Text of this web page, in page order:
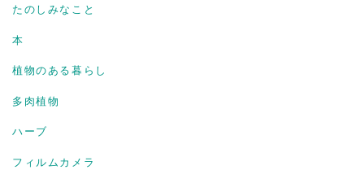
たのしみなこと
本
植物のある暮らし
多肉植物
ハーブ
フィルムカメラ